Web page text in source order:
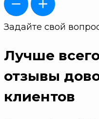
Задайте свой
Лучше
отзывы
клиентов